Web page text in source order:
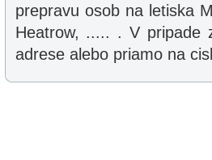
prepravu osob na letiska
Heatrow, ..... . V pripade
adrese alebo priamo na